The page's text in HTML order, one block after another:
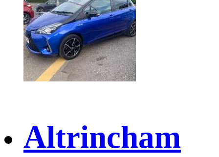
Altrincham